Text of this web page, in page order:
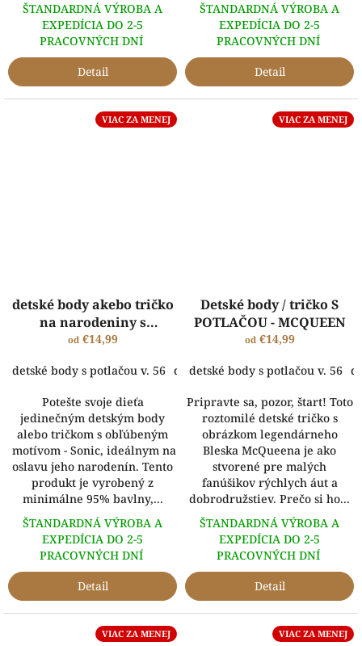
ŠTANDARDNÁ VÝROBA A
EXPEDÍCIA DO 2-5
PRACOVNÝCH DNÍ
Detail
ŠTANDARDNÁ VÝROBA A
EXPEDÍCIA DO 2-5
PRACOVNÝCH DNÍ
Detail
VIAC ZA MENEJ
detské body akebo tričko
na narodeniny s
motívom Sonic a s
od€14,99
detské body s potlačou v. 56 detské body s potlačou v. 62
Potešte svoje dieťa
jedinečným detským body
alebo tričkom s obľúbeným
motívom - Sonic, ideálnym na
oslavu jeho narodenín. Tento
produkt je vyrobený z
minimálne 95% bavlny,...
ŠTANDARDNÁ VÝROBA A
EXPEDÍCIA DO 2-5
PRACOVNÝCH DNÍ
Detail
VIAC ZA MENEJ
Detské body / tričko S
POTLAČOU - MCQUEEN
od€14,99
detské body s potlačou v. 56
Pripravte sa, pozor, štart! Toto
roztomilé detské tričko s
obrázkom legendárneho
Bleska McQueena je ako
stvorené pre malých
fanúšikov rýchlych áut a
dobrodružstiev. Prečo si ho...
ŠTANDARDNÁ VÝROBA A
EXPEDÍCIA DO 2-5
PRACOVNÝCH DNÍ
Detail
VIAC ZA MENEJ VIAC ZA MENEJ